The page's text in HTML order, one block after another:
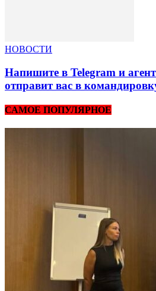
НОВОСТИ
Напишите в Telegram и
отправит вас в
САМОЕ ПОПУЛЯРНОЕ